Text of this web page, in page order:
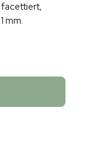
facettiert,
mm.